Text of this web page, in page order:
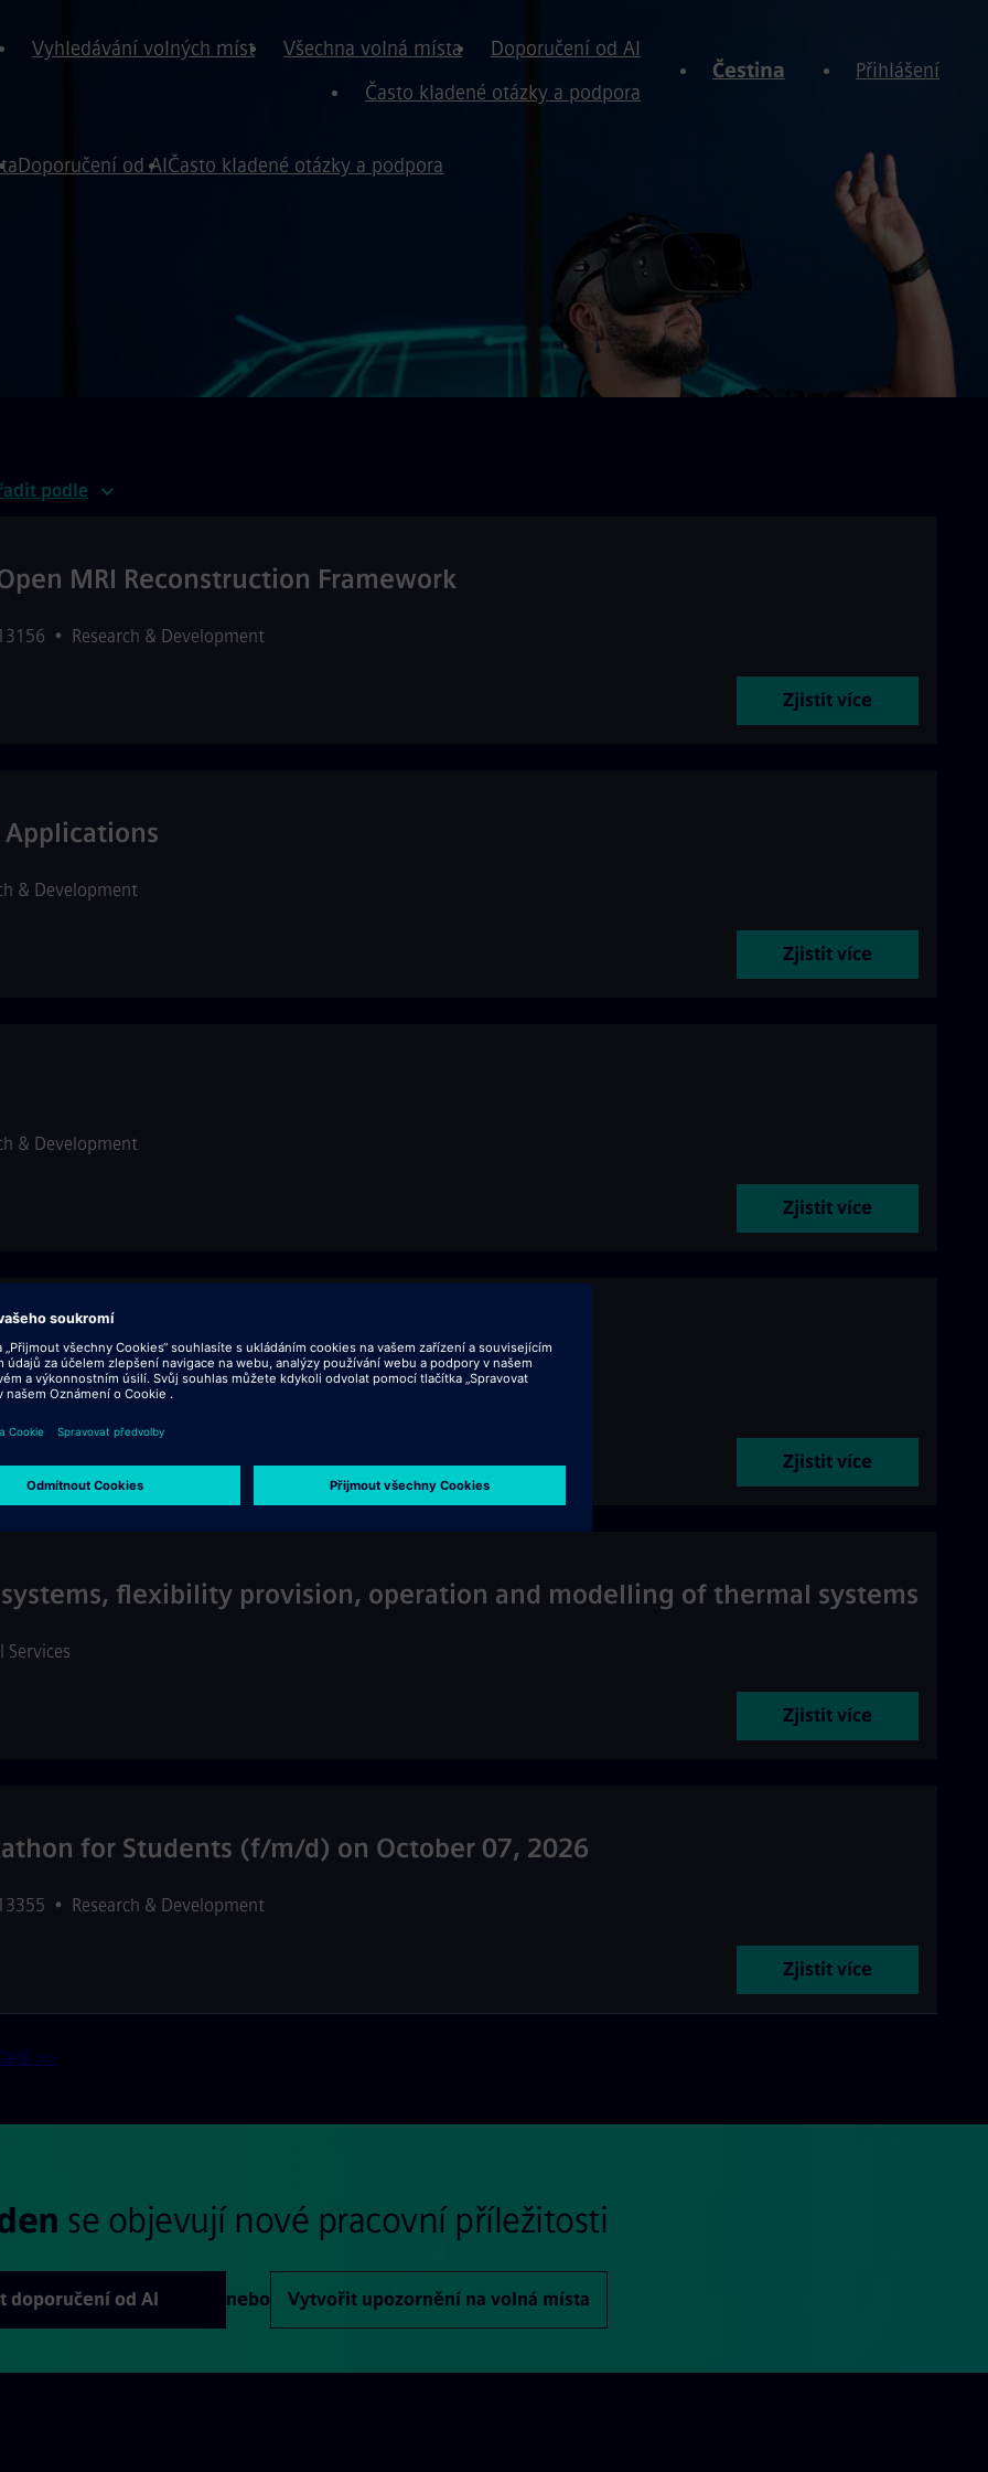
Vyhledávání volných míst Všechna volná místa
Doporučení od AI
Často kladené otázky a podpora
Čestina Přihlášení
Doporučení od AIČasto kladené otázky a podpora
podle
MRI Reconstruction Framework
• Research & Development
Zjistit více
Applications
& Development
Zjistit více
& Development
Zjistit více
& Development
Zjistit více
flexibility provision, operation and modelling of thermal systems
Services
Zjistit více
for Students (f/m/d) on October 07, 2026
• Research & Development
Zjistit více
>>
se objevují nové pracovní příležitosti
doporučení od AI nebo Vytvořit upozornění na volná místa